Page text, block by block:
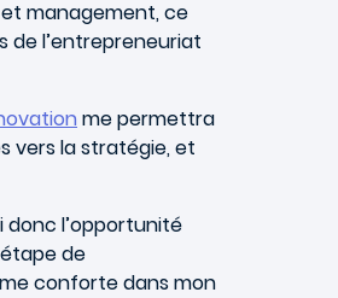
management, ce
de l’entrepreneuriat
me permettra
vers la stratégie, et
donc l’opportunité
de
conforte dans mon